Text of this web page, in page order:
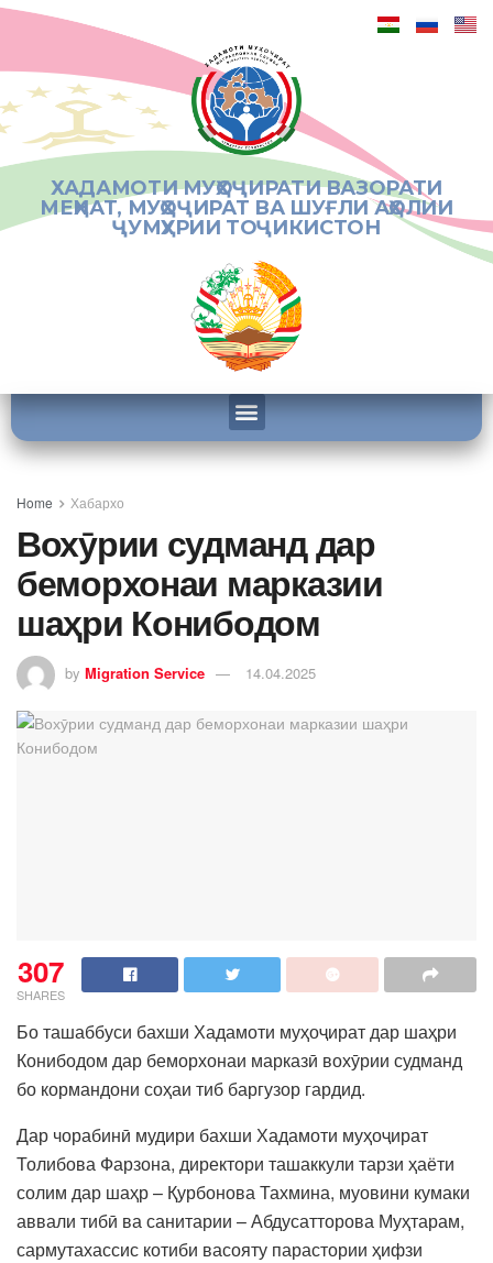
ХАДАМОТИ МУҲОҶИРАТИ ВАЗОРАТИ
МЕҲНАТ, МУҲОҶИРАТ ВА ШУҒЛИ АҲОЛИИ
ҶУМҲУРИИ ТОҶИКИСТОН
Home Хабархо
Вохӯрии судманд дар
беморхонаи марказии
шаҳри Конибодом
by Migration Service 14.04.2025
307
SHARES
Бо ташаббуси бахши Хадамоти муҳоҷират дар шаҳри
Конибодом дар беморхонаи марказӣ вохӯрии судманд
бо кормандони соҳаи тиб баргузор гардид.
Дар чорабинӣ мудири бахши Хадамоти муҳоҷират
Толибова Фарзона, директори ташаккули тарзи ҳаёти
солим дар шаҳр – Қурбонова Тахмина, муовини кумаки
аввали тибӣ ва санитарии – Абдусатторова Муҳтарам,
сармутахассис котиби васояту парастории ҳифзи